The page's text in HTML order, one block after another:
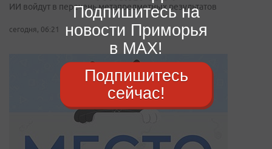
ИИ войдут в перечень метапредметных результатов
сегодня, 06:21
Подпишитесь на
новости Приморья
в MAX!
Подпишитесь
сейчас!